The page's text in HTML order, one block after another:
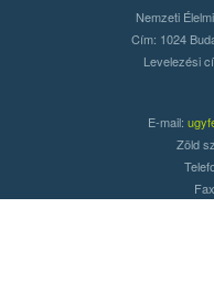
Nemzeti
Cím: 1024
Levelezési
E-mail:
Zöld